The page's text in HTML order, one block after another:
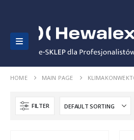
HOME MAIN PAGE
FILTER